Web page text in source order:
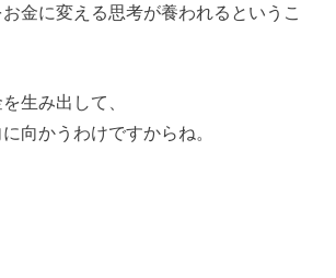
金に変える思考が養われるというこ
生み出して、
向かうわけですからね。